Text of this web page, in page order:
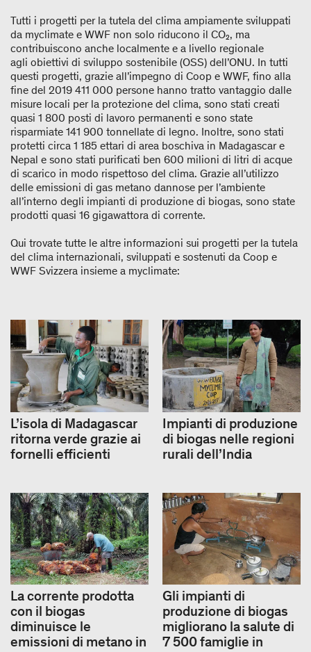
Tutti i progetti per la tutela del clima ampiamente sviluppati
da myclimate e WWF non solo riducono il CO₂, ma
contribuiscono anche localmente e a livello regionale
agli obiettivi di sviluppo sostenibile (OSS) dell’ONU. In tutti
questi progetti, grazie all’impegno di Coop e WWF, fino alla
fine del 2019 411 000 persone hanno tratto vantaggio dalle
misure locali per la protezione del clima, sono stati creati
quasi 1 800 posti di lavoro permanenti e sono state
risparmiate 141 900 tonnellate di legno. Inoltre, sono stati
protetti circa 1 185 ettari di area boschiva in Madagascar e
Nepal e sono stati purificati ben 600 milioni di litri di acque
di scarico in modo rispettoso del clima. Grazie all’utilizzo
delle emissioni di gas metano dannose per l’ambiente
all’interno degli impianti di produzione di biogas, sono state
prodotti quasi 16 gigawattora di corrente.
Qui trovate tutte le altre informazioni sui progetti per la tutela
del clima internazionali, sviluppati e sostenuti da Coop e
WWF Svizzera insieme a myclimate:
L’isola di Madagascar
ritorna verde grazie ai
fornelli efficienti
Impianti di produzione
di biogas nelle regioni
rurali dell’India
La corrente prodotta
con il biogas
diminuisce le
emissioni di metano in
Gli impianti di
produzione di biogas
migliorano la salute di
7 500 famiglie in